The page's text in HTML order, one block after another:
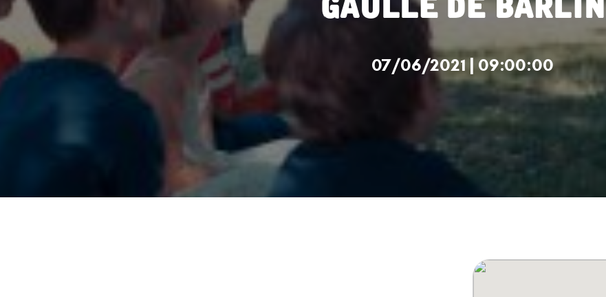
07/06/2021 | 09:00:00